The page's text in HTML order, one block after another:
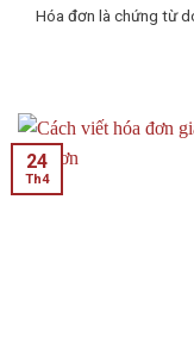
Hóa đơn là chứng từ
24
Th4